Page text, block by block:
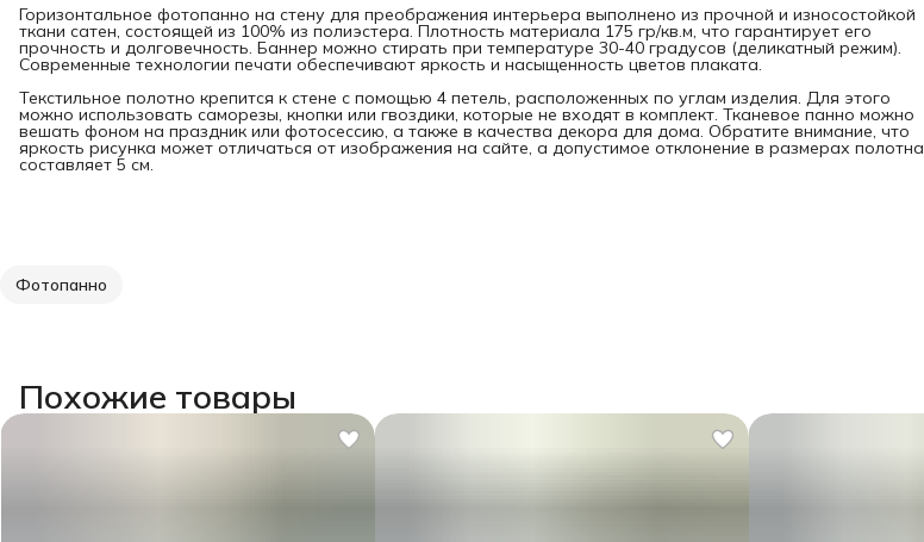
Горизонтальное фотопанно на стену для преображения интерьера выполнено из прочной и износостойкой
ткани сатен, состоящей из 100% из полиэстера. Плотность материала 175 гр/кв.м, что гарантирует его
прочность и долговечность. Баннер можно стирать при температуре 30-40 градусов (деликатный режим).
Современные технологии печати обеспечивают яркость и насыщенность цветов плаката.
Текстильное полотно крепится к стене с помощью 4 петель, расположенных по углам изделия. Для этого
можно использовать саморезы, кнопки или гвоздики, которые не входят в комплект. Тканевое панно можно
вешать фоном на праздник или фотосессию, а также в качества декора для дома. Обратите внимание, что
яркость рисунка может отличаться от изображения на сайте, а допустимое отклонение в размерах полотна
составляет 5 см.
Фотопанно
Похожие товары